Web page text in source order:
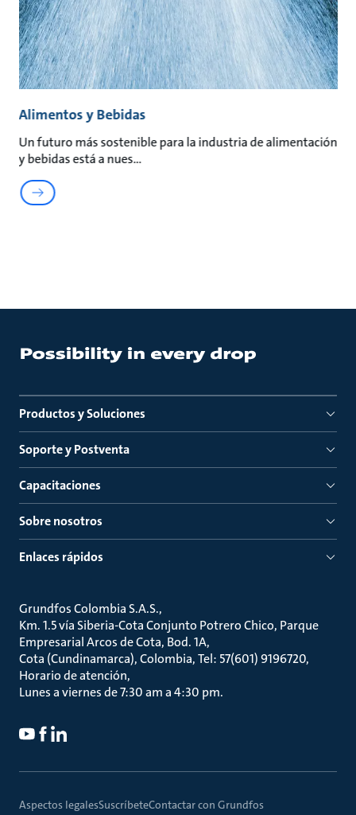
Alimentos y Bebidas
Un futuro más sostenible para la industria de alimentación
y bebidas está a nues
Productos y Soluciones
Soporte y Postventa
Capacitaciones
Sobre nosotros
Enlaces rápidos
Grundfos Colombia S.A.S.
Km. 1.5 vía Siberia-Cota Conjunto Potrero Chico, Parque
Empresarial Arcos de Cota, Bod. 1A
Cota (Cundinamarca), Colombia, Tel: 57(601) 9196720
Horario de atención
Lunes a viernes de 7:30 am a 4:30 pm.
Aspectos legalesSuscríbeteContactar con Grundfos